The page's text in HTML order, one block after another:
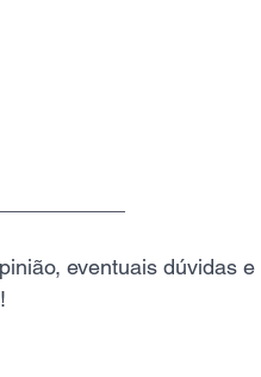
eventuais dúvidas